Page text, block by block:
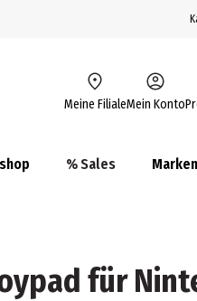
Meine FilialeMein Konto
% Sales Marken
für